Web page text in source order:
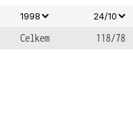
1998
24/10
Celkem
118/78